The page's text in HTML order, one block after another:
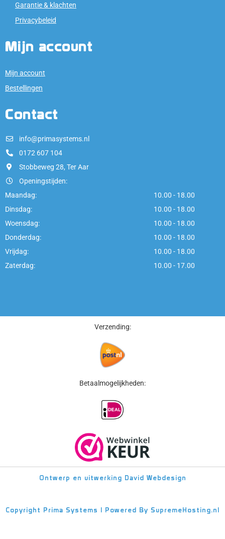
Garantie & klachten
Privacybeleid
Mijn account
Mijn account
Bestellingen
Contact
info@primasystems.nl
0172 607 104
Stobbeweg 28, Ter Aar
Openingstijden:
Maandag:
10.00 - 18.00
Dinsdag:
10.00 - 18.00
Woensdag:
10.00 - 18.00
Donderdag:
10.00 - 18.00
Vrijdag:
10.00 - 18.00
Zaterdag:
10.00 - 17.00
Verzending:
Betaalmogelijkheden:
Ontwerp en uitwerking David Webdesign
Copyright Prima Systems | Powered By SupremeHosting.nl